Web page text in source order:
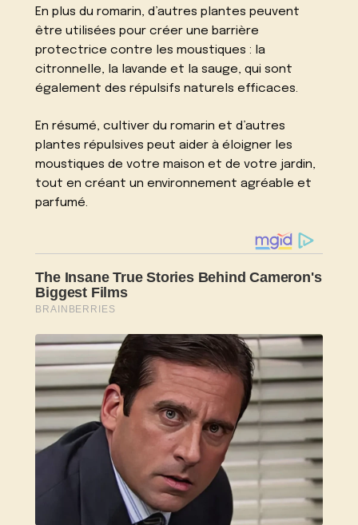
En plus du romarin, d’autres plantes peuvent
être utilisées pour créer une barrière
protectrice contre les moustiques : la
citronnelle, la lavande et la sauge, qui sont
également des répulsifs naturels efficaces.
En résumé, cultiver du romarin et d’autres
plantes répulsives peut aider à éloigner les
moustiques de votre maison et de votre jardin,
tout en créant un environnement agréable et
parfumé.